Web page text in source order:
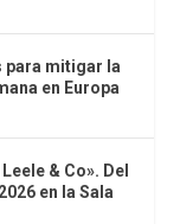
para mitigar la
en Europa
& Co». Del
en la Sala